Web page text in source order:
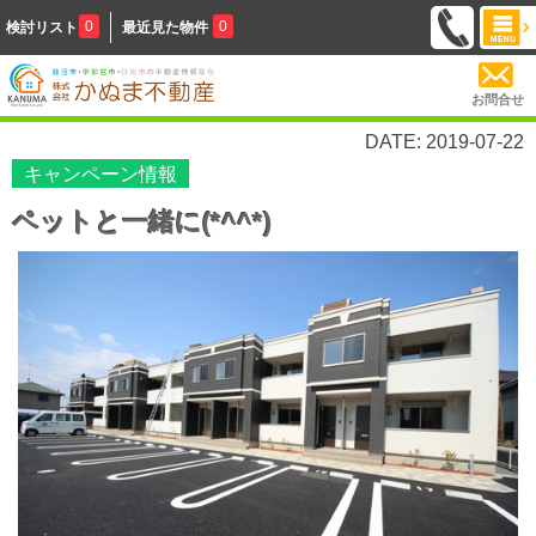
検討リスト 0 最近見た物件 0
お問合せ
DATE: 2019-07-22
キャンペーン情報
ペットと一緒に(*^^*)